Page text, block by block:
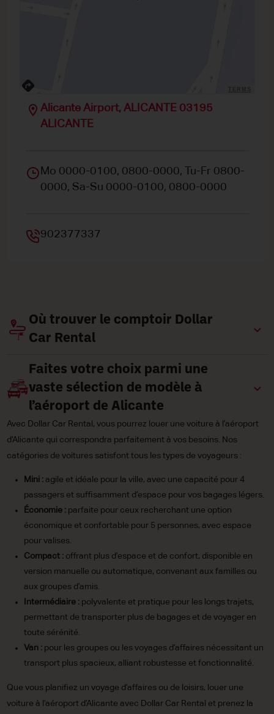
Alicante Airport, ALICANTE 03195
ALICANTE
Mo 0000-0100, 0800-0000, Tu-Fr 0800-
0000, Sa-Su 0000-0100, 0800-0000
902377337
Où trouver le comptoir Dollar
Car Rental
Faites votre choix parmi une
vaste sélection de modèle à
l’aéroport de Alicante
Avec Dollar Car Rental, vous pourrez louer une voiture à l’aéroport
d’Alicante qui correspondra parfaitement à vos besoins. Nos
catégories de voitures satisfont tous les types de voyageurs :
Mini :agile et idéale pour la ville, avec une capacité pour 4
passagers et suffisamment d’espace pour vos bagages légers.
Économie :parfaite pour ceux recherchant une option
économique et confortable pour 5 personnes, avec espace
pour valises.
Compact :offrant plus d’espace et de confort, disponible en
version manuelle ou automatique, convenant aux familles ou
aux groupes d’amis.
Intermédiaire : polyvalente et pratique pour les longs trajets,
permettant de transporter plus de bagages et de voyager en
toute sérénité.
Van :pour les groupes ou les voyages d’affaires nécessitant un
transport plus spacieux, alliant robustesse et fonctionnalité.
Que vous planifiez un voyage d’affaires ou de loisirs, louer une
voiture à l’aéroport d’Alicante avec Dollar Car Rental et prenez la